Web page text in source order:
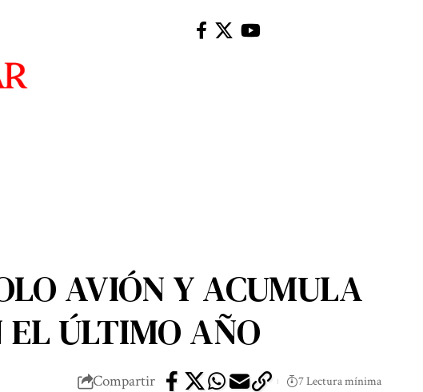
AVIÓN Y ACUMULA
EL ÚLTIMO AÑO
Compartir 7 Lectura mínima